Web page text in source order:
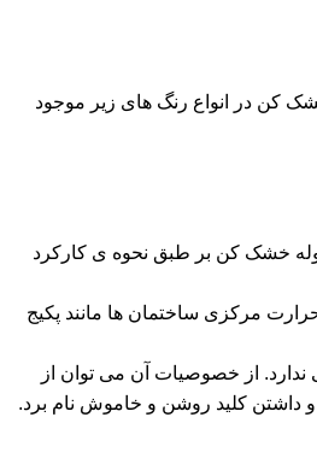
کن در انواع رنگ های زیر موجود
حوله خشک کن بر طبق نحوه ی کارکرد
مرکزی ساختمان ها مانند پکیج
ندارد. از خصوصیات آن می توان از
داشتن کلید روشن و خاموش نام برد.